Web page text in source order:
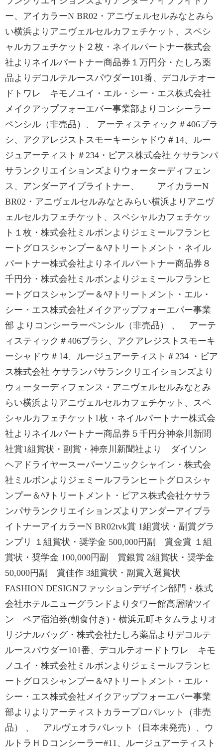
ー、アイカラーN BR02・アニヴェルセルみなとみら
い横浜よりアニヴェルセルカフェチケット、スペシ
ャルカフェチケット２枚・ネイルパートナー株式会
社よりネイルパートナー商品券１万円分・たしろ薬
品よりデコルテルースパウダー101番、デコルテオー
ドトワレ キモノユイ・エル・シー・エス株式会社
メイクアップフォーエバー事業部よりコンシーラー
ペンシル（非売品）、 アーティスティック＃406ブラ
シ、アクアレジストスモーキーシャドウ＃14、ルー
ジュアーティスト＃234・ピアス株式会社 ケサランパ
サランクリエイションズよりウォーターディフェン
ス、アンダーアイブライトナー、 アイカラーN
BR02・アニヴェルセルみなとみらい横浜よりアニヴ
ェルセルカフェチケット、スペシャルカフェチケッ
ト１枚・株式会社ミルボンよりジェミールフランヒ
ートグロスシャンプー＆ﾍｱトリートメント・ネイル
パートナー株式会社よりネイルパートナー商品券８
千円分・株式会社ミルボンよりジェミールフランヒ
ートグロスシャンプー＆ﾍｱトリートメント・エル・
シー・エス株式会社メイクアップフォーエバー事業
部 よりコンシーラーペンシル（非売品） 、 アーテ
ィスティック＃406ブラシ、アクアレジストスモーキ
ーシャドウ＃14、ルージュアーティスト＃234 ・ピア
ス株式会社 ケサランパサランクリエイションズより
ウォーターディフェンス・アニヴェルセルみなとみ
らい横浜よりアニヴェルセルカフェチケット、スペ
シャルカフェチケット1枚・ネイルパートナー株式会
社よりネイルパートナー商品券５千円分神奈川新聞
社賞1組賞状・副賞・神奈川新聞社より ダイソン
ヘアドライヤースーパーソニックシャイン・株式会
社ミルボンよりジェミールフランヒートグロスシャ
ンプー＆ﾍｱトリートメント・ピアス株式会社ケサラ
ンパサランクリエイションズよりアンダーアイブラ
イトナーアイカラーN BR02tvk賞 1組賞状・副賞グラ
ンプリ １組賞状・奨学金 500,000円副 賞金賞 １組
賞状・奨学金 100,000円副 賞銀賞 2組賞状・奨学金
50,000円副 賞佳作 3組賞状・副賞入選賞状
FASHION DESIGNファッションデザイン部門・株式
会社ホテルニューグランドよりタワー館高層階ツイ
ン ペア宿泊券(朝食付き)・横浜元町キタムラよりオ
リジナルバッグ・株式会社たしろ薬品よりデコルテ
ルースパウダー101番、デコルテオードトワレ キモ
ノユイ・株式会社ミルボンよりジェミールフランヒ
ートグロスシャンプー＆ﾍｱトリートメント・エル・
シー・エス株式会社メイクアップフォーエバー事業
部よりよりアーティストカラープロパレット（非売
品） 、 アルヴェオラパレット（日本未発売）、ウ
ルトラＨＤコンシーラー#11、ルージュアーティスト